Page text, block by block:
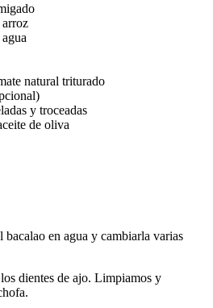
arroz
natural triturado
y troceadas
de oliva
bacalao en agua y cambiarla varias
dientes de ajo. Limpiamos y